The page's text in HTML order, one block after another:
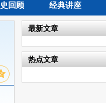
回顾 经典讲座
最新文章
热点文章